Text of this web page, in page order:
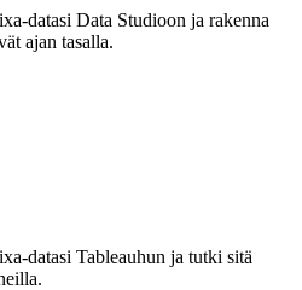
datasi Data Studioon ja rakenna
ajan tasalla.
datasi Tableauhun ja tutki sitä